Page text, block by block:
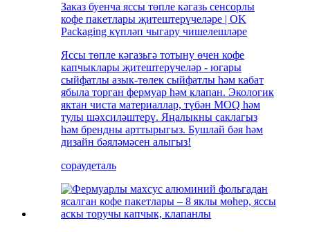
Заказ буенча яссы төпле кәгазь сенсорлы
кофе пакетлары җитештерүчеләре | OK
Packaging күпләп чыгару чишелешләре
Яссы төпле кәгазьгә тотыну өчен кофе
капчыклары җитештерүчеләр - югары
сыйфатлы азык-төлек сыйфатлы һәм кабат
ябыла торган фермуар һәм клапан. Экологик
яктан чиста материаллар, түбән MOQ һәм
тулы шәхсиләштерү. Яңалыкны саклагыз
һәм брендны арттырыгыз. Бушлай бәя һәм
дизайн бәяләмәсен алыгыз!
сораудеталь